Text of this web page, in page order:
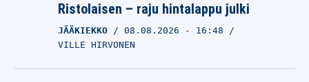
Ristolaisen – raju hintalappu julki
JÄÄKIEKKO 08.08.2026 - 16:48
VILLE HIRVONEN